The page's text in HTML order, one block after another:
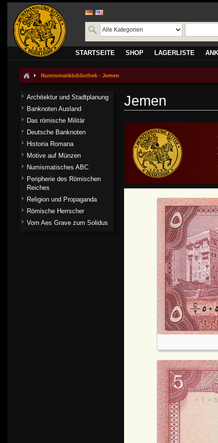
STARTSEITE SHOP LAGERLISTE
Numismatikbibliothek - Jemen
Jemen
Architektur und Stadtplanung
Banknoten Ausland
Das römische Militär
Deutsche Banknoten
Historia Romana
Motive auf Münzen
Numismatisches ABC
Peripherie des Römischen
Reiches
Religion und Propaganda
Römische Herrscher
Vom Aes Grave zum Solidus